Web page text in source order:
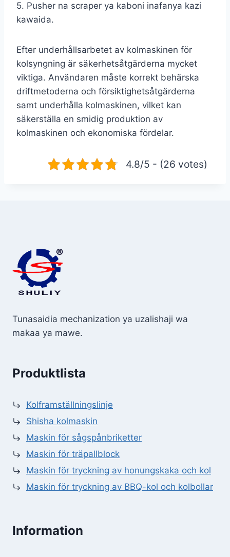
5. Pusher na scraper ya kaboni inafanya kazi
kawaida.
Efter underhållsarbetet av kolmaskinen för
kolsyngning är säkerhetsåtgärderna mycket
viktiga. Användaren måste korrekt behärska
driftmetoderna och försiktighetsåtgärderna
samt underhålla kolmaskinen, vilket kan
säkerställa en smidig produktion av
kolmaskinen och ekonomiska fördelar.
4.8/5 - (26 votes)
Tunasaidia mechanization ya uzalishaji wa
makaa ya mawe.
Produktlista
Kolframställningslinje
Shisha kolmaskin
Maskin för sågspånbriketter
Maskin för träpallblock
Maskin för tryckning av honungskaka och kol
Maskin för tryckning av BBQ-kol och kolbollar
Information